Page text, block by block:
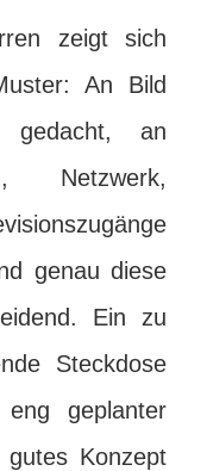
zeigt sich
An Bild
gedacht, an
Netzwerk,
genau diese
Ein zu
Steckdose
geplanter
gutes Konzept